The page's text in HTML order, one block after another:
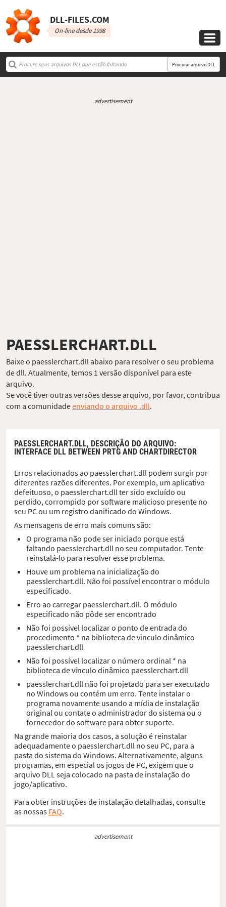
DLL‑FILES.COM
On-line desde 1998

Procurar arquivo DLL
advertisement
PAESSLERCHART.DLL
Baixe o paesslerchart.dll abaixo para resolver o seu problema
de dll. Atualmente, temos 1 versão disponível para este
arquivo.
Se você tiver outras versões desse arquivo, por favor, contribua
com a comunidadeenviando o arquivo .dll.
PAESSLERCHART.DLL, DESCRIÇÃO DO ARQUIVO:
INTERFACE DLL BETWEEN PRTG AND CHARTDIRECTOR
Erros relacionados ao paesslerchart.dll podem surgir por
diferentes razões diferentes. Por exemplo, um aplicativo
defeituoso, o paesslerchart.dll ter sido excluído ou
perdido, corrompido por software malicioso presente no
seu PC ou um registro danificado do Windows.
As mensagens de erro mais comuns são:
O programa não pode ser iniciado porque está
faltando paesslerchart.dll no seu computador. Tente
reinstalá-lo para resolver esse problema.
Houve um problema na inicialização do
paesslerchart.dll. Não foi possível encontrar o módulo
especificado.
Erro ao carregar paesslerchart.dll. O módulo
especificado não pôde ser encontrado
Não foi possivel localizar o ponto de entrada do
procedimento * na biblioteca de vinculo dinâmico
paesslerchart.dll
Não foi possível localizar o número ordinal * na
biblioteca de vínculo dinâmico paesslerchart.dll
paesslerchart.dll não foi projetado para ser executado
no Windows ou contém um erro. Tente instalar o
programa novamente usando a mídia de instalação
original ou contate o administrador do sistema ou o
fornecedor do software para obter suporte.
Na grande maioria dos casos, a solução é reinstalar
adequadamente o paesslerchart.dll no seu PC, para a
pasta do sistema do Windows. Alternativamente, alguns
programas, em especial os jogos de PC, exigem que o
arquivo DLL seja colocado na pasta de instalação do
jogo/aplicativo.
Para obter instruções de instalação detalhadas, consulte
as nossas FAQ.
advertisement